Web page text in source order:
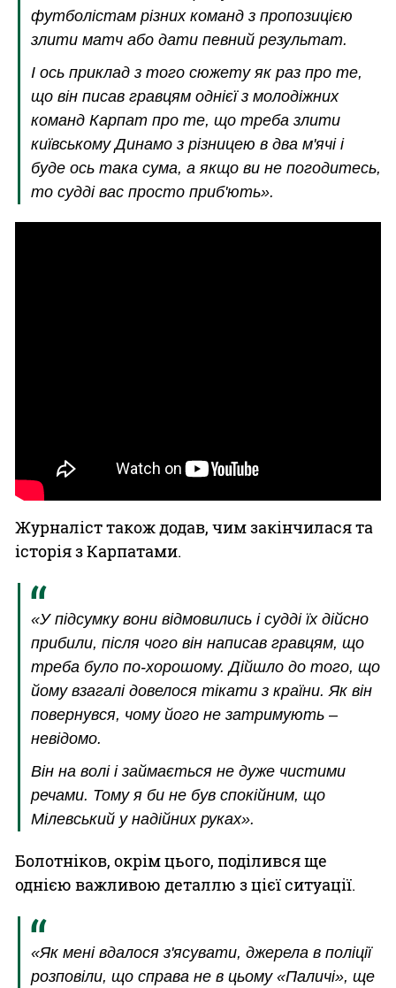
футболістам різних команд з пропозицією
злити матч або дати певний результат.
І ось приклад з того сюжету як раз про те,
що він писав гравцям однієї з молодіжних
команд Карпат про те, що треба злити
київському Динамо з різницею в два м'ячі і
буде ось така сума, а якщо ви не погодитесь,
то судді вас просто приб'ють».
Журналіст також додав, чим закінчилася та
історія з Карпатами.
«У підсумку вони відмовились і судді їх дійсно
прибили, після чого він написав гравцям, що
треба було по-хорошому. Дійшло до того, що
йому взагалі довелося тікати з країни. Як він
повернувся, чому його не затримують –
невідомо.
Він на волі і займається не дуже чистими
речами. Тому я би не був спокійним, що
Мілевський у надійних руках».
Болотніков, окрім цього, поділився ще
однією важливою деталлю з цієї ситуації.
«Як мені вдалося з'ясувати, джерела в поліції
розповіли, що справа не в цьому «Паличі», ще